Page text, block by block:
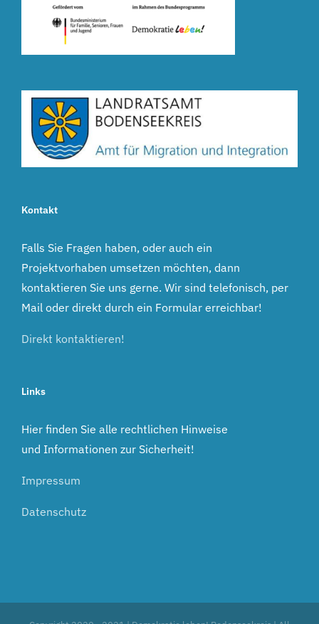
Kontakt
Falls Sie Fragen haben, oder auch ein
Projektvorhaben umsetzen möchten, dann
kontaktieren Sie uns gerne. Wir sind telefonisch, per
Mail oder direkt durch ein Formular erreichbar!
Direkt kontaktieren!
Links
Hier finden Sie alle rechtlichen Hinweise
und Informationen zur Sicherheit!
Impressum
Datenschutz